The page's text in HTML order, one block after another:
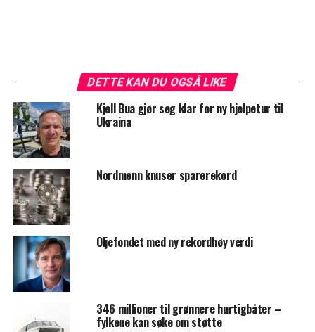
DETTE KAN DU OGSÅ LIKE
Kjell Bua gjør seg klar for ny hjelpetur til
Ukraina
Nordmenn knuser sparerekord
Oljefondet med ny rekordhøy verdi
346 millioner til grønnere hurtigbåter –
fylkene kan søke om støtte